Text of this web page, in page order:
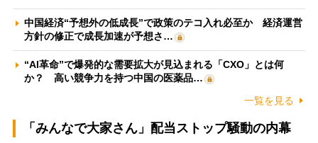
中国経済“予想外の低成長”で政策のテコ入れ必至か 経済運営
方針の修正で成長加速が予想さ…
“AI革命”で爆発的な需要拡大が見込まれる「CXO」とは何
か？ 高い競争力を持つ中国の医薬品…
一覧を見る
「みんなで大家さん」配当ストップ騒動の内幕